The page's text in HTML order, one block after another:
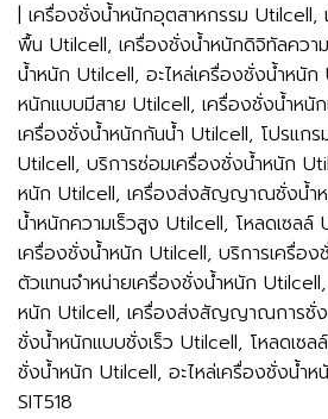
| เครื่องชั่งน้ำหนักอุตสาหกรรม Utilcell,
พื้น Utilcell, เครื่องชั่งน้ำหนักดิจิทัลควา
น้ำหนัก Utilcell, อะไหล่เครื่องชั่งน้ำหนั
หนักแบบมีสาย Utilcell, เครื่องชั่งน้ำหนั
เครื่องชั่งน้ำหนักกันน้ำ Utilcell, โปรแก
Utilcell, บริการซ่อมเครื่องชั่งน้ำหนัก
หนัก Utilcell, เครื่องส่งสัญญาณชั่งน้ำ
น้ำหนักความเร็วสูง Utilcell, โหลดเซล
เครื่องชั่งน้ำหนัก Utilcell, บริการเครื่อ
ตัวแทนจำหน่ายเครื่องชั่งน้ำหนัก
หนัก Utilcell, เครื่องส่งสัญญาณการชั่ง
ชั่งน้ำหนักแบบชั่งเร็ว Utilcell, โหลดเซ
ชั่งน้ำหนัก Utilcell, อะไหล่เครื่องชั่งน้ำ
SIT518